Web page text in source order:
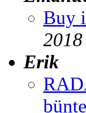
Buy
Erik